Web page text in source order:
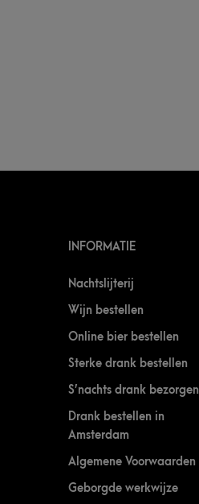
INFORMATIE
Nachtslijterij
Wijn bestellen
Online bier bestellen
Sterke drank bestellen
S’nachts drank bezorgen
Drank bestellen in
Amsterdam
Algemene Voorwaarden
Geborgde werkwijze